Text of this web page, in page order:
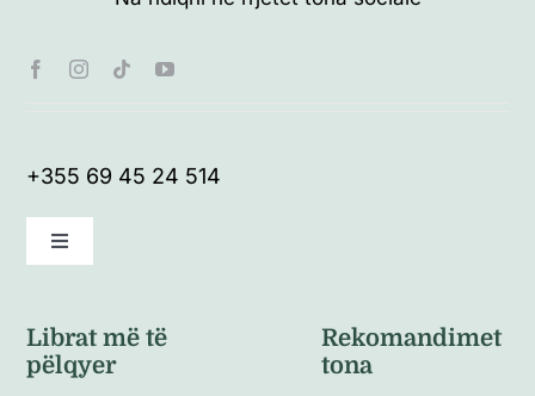
+355 69 45 24 514
Toggle
Politikat e kthimeve
Librat më të
pëlqyer
Rekomandimet
tona